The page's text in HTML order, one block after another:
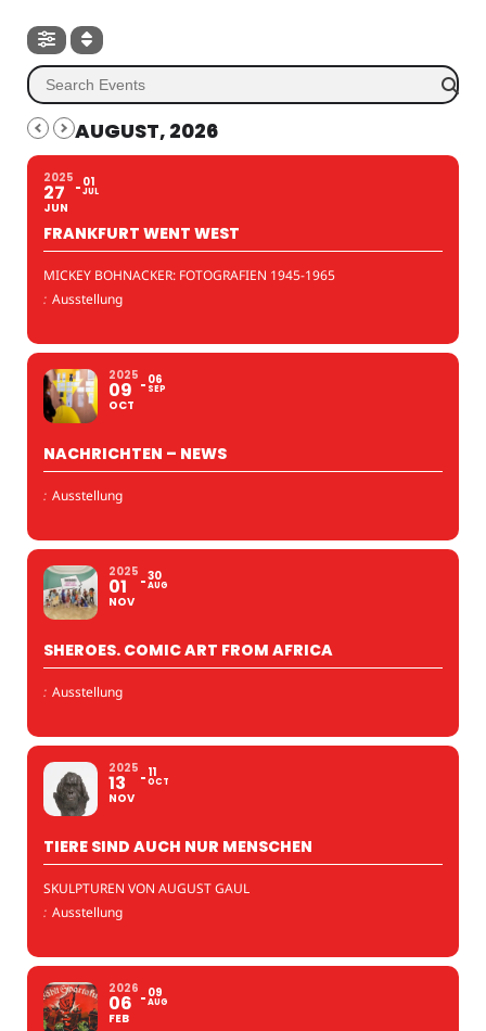
AUGUST, 2026
2025
27
JUN
01
JUL
FRANKFURT WENT WEST
MICKEY BOHNACKER: FOTOGRAFIEN 1945-1965
: Ausstellung
2025
09
OCT
06
SEP
NACHRICHTEN – NEWS
: Ausstellung
2025
01
NOV
30
AUG
SHEROES. COMIC ART FROM AFRICA
: Ausstellung
2025
13
NOV
11
OCT
TIERE SIND AUCH NUR MENSCHEN
SKULPTUREN VON AUGUST GAUL
: Ausstellung
2026
06
FEB
09
AUG